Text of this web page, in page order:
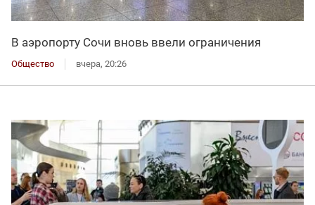
В аэропорту Сочи вновь ввели ограничения
Общество вчера, 20:26